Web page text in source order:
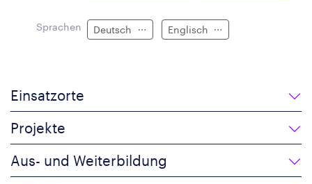
Sprachen Deutsch Englisch
Einsatzorte
Projekte
Aus- und Weiterbildung